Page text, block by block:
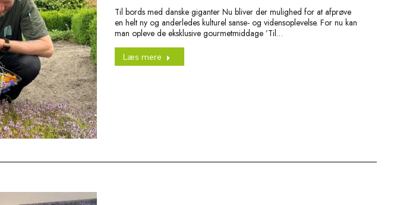
Til bords med danske giganter Nu bliver der mulighed for at afprøve
en helt ny og anderledes kulturel sanse- og vidensoplevelse. For nu kan
man opleve de eksklusive gourmetmiddage ’Til…
Læs mere